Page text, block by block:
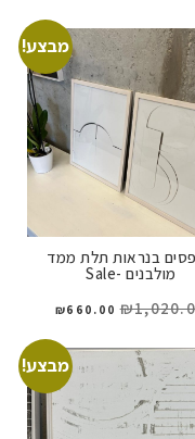
מבצע!
בנראות תלת ממד
מולבנים -Sale
₪
₪660.00
מבצע!